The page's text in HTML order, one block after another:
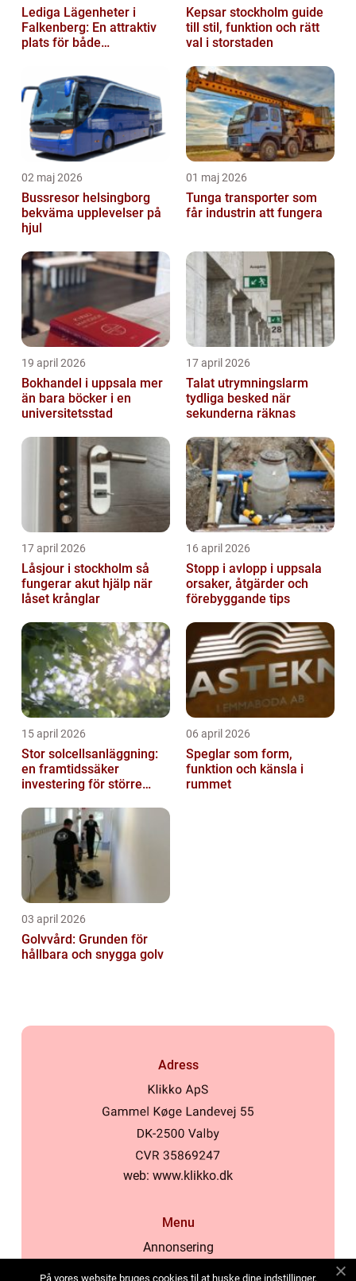
Lediga Lägenheter i
Falkenberg: En attraktiv
plats för både
semesterfirare
Kepsar stockholm guide
till stil, funktion och rätt
val i storstaden
02 maj 2026
Bussresor helsingborg
bekväma upplevelser på
hjul
01 maj 2026
Tunga transporter som
får industrin att fungera
19 april 2026
Bokhandel i uppsala mer
än bara böcker i en
universitetsstad
17 april 2026
Talat utrymningslarm
tydliga besked när
sekunderna räknas
17 april 2026
Låsjour i stockholm så
fungerar akut hjälp när
låset krånglar
16 april 2026
Stopp i avlopp i uppsala
orsaker, åtgärder och
förebyggande tips
15 april 2026
Stor solcellsanläggning:
en framtidssäker
investering för större
06 april 2026
Speglar som form,
funktion och känsla i
rummet
03 april 2026
Golvvård: Grunden för
hållbara och snygga golv
Adress
web: www.klikko.dk
Menu
Annonsering
På vores website bruges cookies til at huske dine indstillinger,